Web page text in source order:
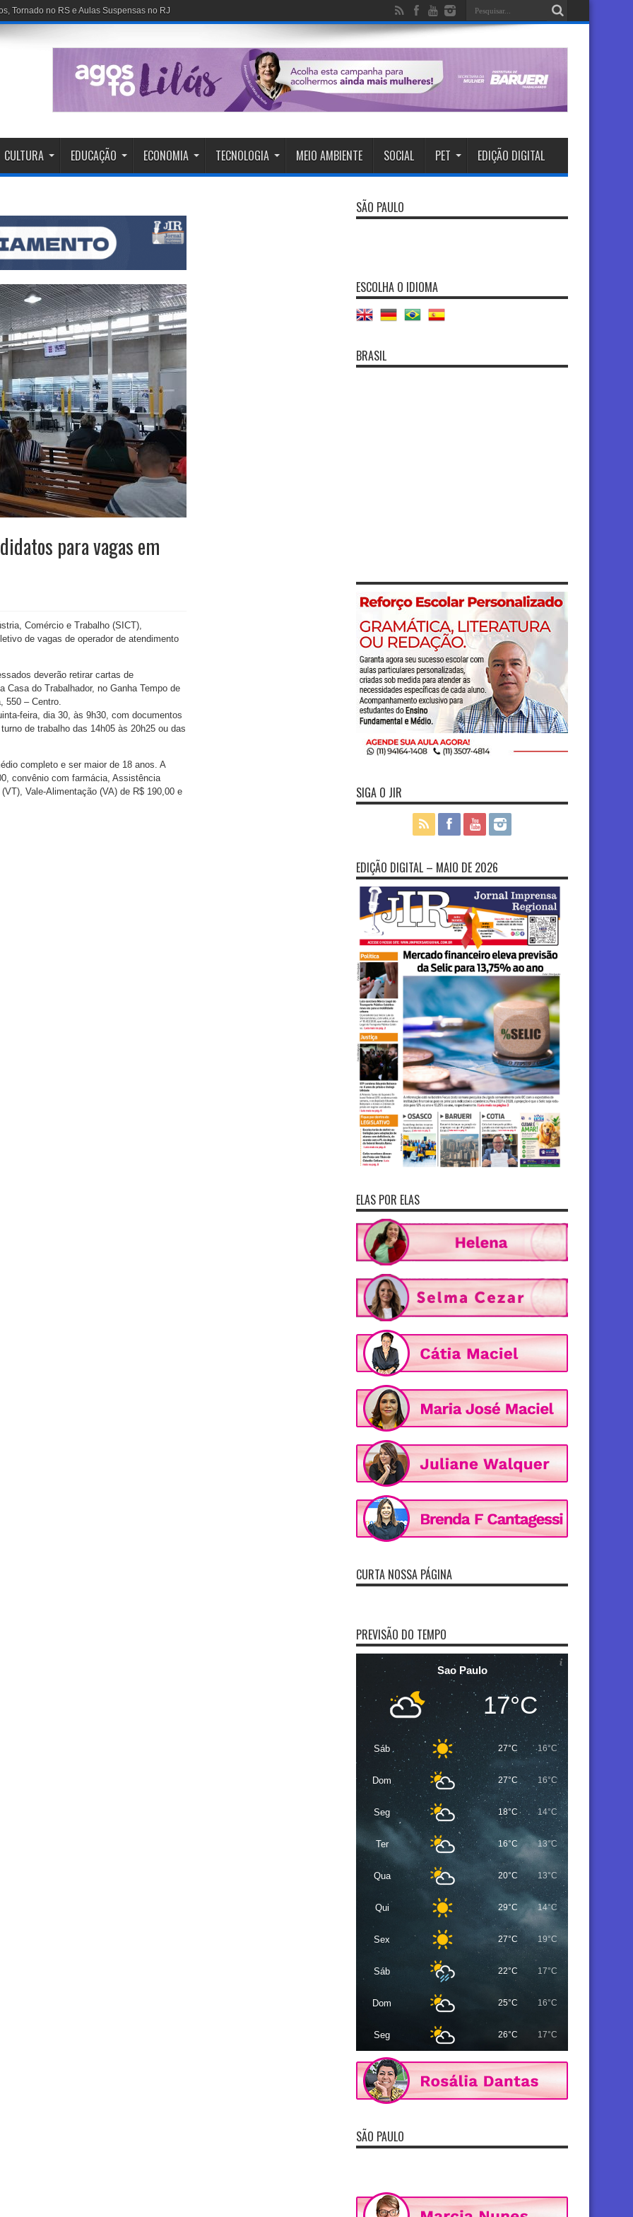
Tornado no RS e Aulas Suspensas no RJ
CULTURA EDUCAÇÃO ECONOMIA TECNOLOGIA MEIO AMBIENTE SOCIAL PET EDIÇÃO DIGITAL
para vagas em
Comércio e Trabalho (SICT),
de vagas de operador de atendimento
deverão retirar cartas de
Casa do Trabalhador, no Ganha Tempo de
550 – Centro.
feira, dia 30, às 9h30, com documentos
de trabalho das 14h05 às 20h25 ou das
completo e ser maior de 18 anos. A
convênio com farmácia, Assistência
Vale-Alimentação (VA) de R$ 190,00 e
SÃO PAULO
ESCOLHA O IDIOMA
BRASIL
SIGA O JIR
EDIÇÃO DIGITAL – MAIO DE 2026
ELAS POR ELAS
CURTA NOSSA PÁGINA
PREVISÃO DO TEMPO
Sao Paulo
17°C
Sáb 27°C 16°C
Dom 27°C 16°C
Seg 18°C 14°C
Ter 16°C 13°C
Qua 20°C 13°C
Qui 29°C 14°C
Sex 27°C 19°C
Sáb 22°C 17°C
Dom 25°C 16°C
Seg 26°C 17°C
SÃO PAULO